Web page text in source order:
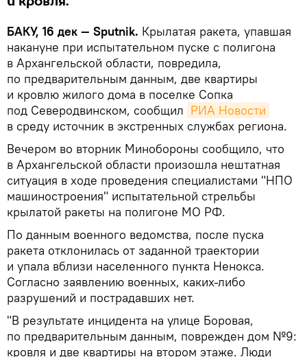
БАКУ, 16 дек — Sputnik. Крылатая ракета, упавшая
накануне при испытательном пуске с полигона
в Архангельской области, повредила,
по предварительным данным, две квартиры
и кровлю жилого дома в поселке Сопка
под Северодвинском, сообщил РИА Новости
в среду источник в экстренных службах региона.
Вечером во вторник Минобороны сообщило, что
в Архангельской области произошла нештатная
ситуация в ходе проведения специалистами "НПО
машиностроения" испытательной стрельбы
крылатой ракеты на полигоне МО РФ.
По данным военного ведомства, после пуска
ракета отклонилась от заданной траектории
и упала вблизи населенного пункта Ненокса.
Согласно заявлению военных, каких-либо
разрушений и пострадавших нет.
"В результате инцидента на улице Боровая,
по предварительным данным, поврежден дом №9:
кровля и две квартиры на втором этаже. Люди